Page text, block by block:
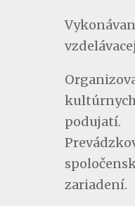
podujatí.
zariadení.